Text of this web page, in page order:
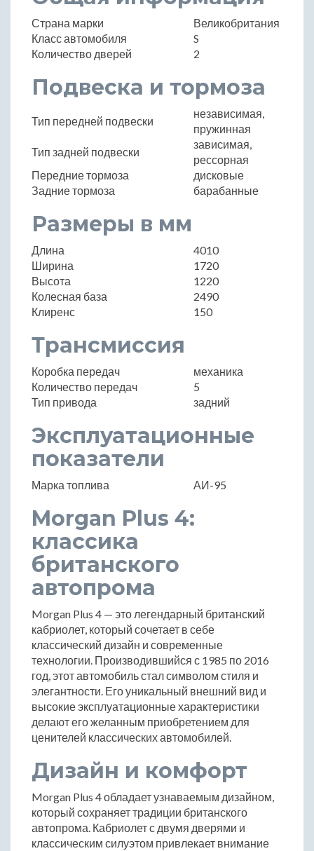
Страна марки
Великобритания
Класс автомобиля
S
Количество дверей
2
Подвеска и тормоза
Тип передней подвески
независимая,
пружинная
Тип задней подвески
зависимая,
рессорная
Передние тормоза
дисковые
Задние тормоза
барабанные
Размеры в мм
Длина
4010
Ширина
1720
Высота
1220
Колесная база
2490
Клиренс
150
Трансмиссия
Коробка передач
механика
Количество передач
5
Тип привода
задний
Эксплуатационные
показатели
Марка топлива АИ-95
Morgan Plus 4:
классика
британского
автопрома
Morgan Plus 4 — это легендарный британский
кабриолет, который сочетает в себе
классический дизайн и современные
технологии. Производившийся с 1985 по 2016
год, этот автомобиль стал символом стиля и
элегантности. Его уникальный внешний вид и
высокие эксплуатационные характеристики
делают его желанным приобретением для
ценителей классических автомобилей.
Дизайн и комфорт
Morgan Plus 4 обладает узнаваемым дизайном,
который сохраняет традиции британского
автопрома. Кабриолет с двумя дверями и
классическим силуэтом привлекает внимание